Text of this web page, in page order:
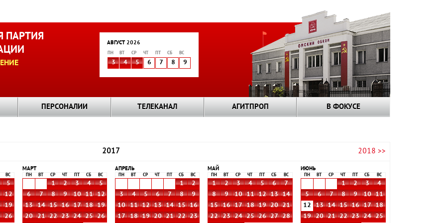
ПАРТИЯ
АВГУСТ 2026
ПН ВТ СР ЧТ СБ ВС
3 4 5 6 7 8 9
ПЕРСОНАЛИИ ТЕЛЕКАНАЛ АГИТПРОП В ФОКУСЕ
2017 2018 >>
ВС
5
12
19
26
МАРТ
ПН ВТ СР ЧТ СБ ВС
1 2 3 4
5
6
7 8 9 10 11
12
13
14 15 16 17 18
19
20
21 22 23 24 25
26
АПРЕЛЬ
ПН ВТ СР ЧТ СБ ВС
1
2
3
4 5 6 7 8
9
10
11 12 13 14 15
16
17
18 19 20 21 22
23
МАЙ
ПН ВТ СР ЧТ СБ ВС
1 2 3 4 5 6
7
8
9 10 11 12 13
14
15
16 17 18 19 20
21
22
23 24 25 26 27
28
ИЮНЬ
ПН ВТ СР ЧТ СБ ВС
1 2 3
4
5
6 7 8 9 10
11
12
13 14 15 16 17
18
19
20 21 22 23 24
25